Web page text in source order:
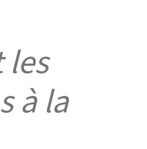
à la